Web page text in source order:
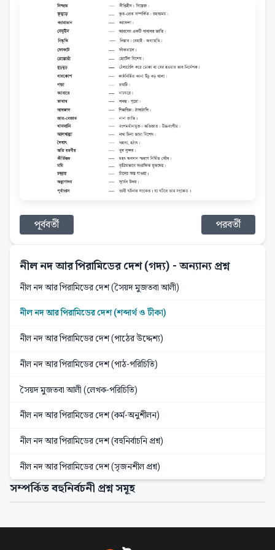
পূর্ববর্তী পরবর্তী
নীল নদ আর পিরামিডের দেশ (গদ্য) - অন্যান্য প্রশ্ন
নীল নদ আর পিরামিডের দেশ (সৈয়দ মুজতবা আলী)
নীল নদ আর পিরামিডের দেশ (শব্দার্থ ও টীকা)
নীল নদ আর পিরামিডের দেশ (পাঠের উদ্দেশ্য)
নীল নদ আর পিরামিডের দেশ (পাঠ-পরিচিতি)
সৈয়দ মুজতবা আলী (লেখক-পরিচিতি)
নীল নদ আর পিরামিডের দেশ (কর্ম-অনুশীলন)
নীল নদ আর পিরামিডের দেশ (বহুনির্বাচনি প্রশ্ন)
নীল নদ আর পিরামিডের দেশ (সৃজনশীল প্রশ্ন)
সম্পর্কিত বহুনির্বচনী প্রশ্ন সমূহ